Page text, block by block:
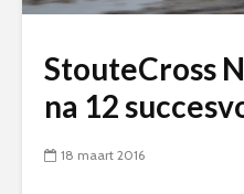
StouteCross
na 12
18 maart 2016